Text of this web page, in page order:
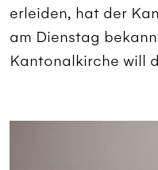
erleiden, hat der
am Dienstag
Kantonalkirche will